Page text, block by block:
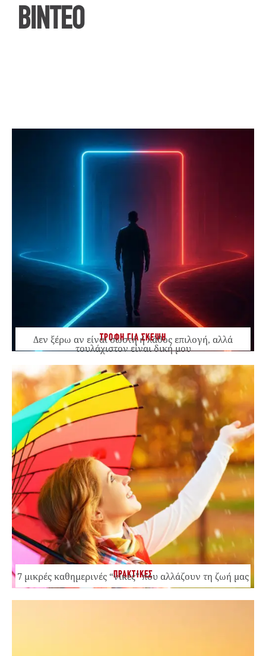
ΒΙΝΤΕΟ
ΤΡΟΦΗ ΓΙΑ ΣΚΕΨΗ
Δεν ξέρω αν είναι σωστή ή λάθος επιλογή, αλλά
τουλάχιστον είναι δική μου
ΠΡΑΚΤΙΚΕΣ
7 μικρές καθημερινές “νίκες” που αλλάζουν τη ζωή μας